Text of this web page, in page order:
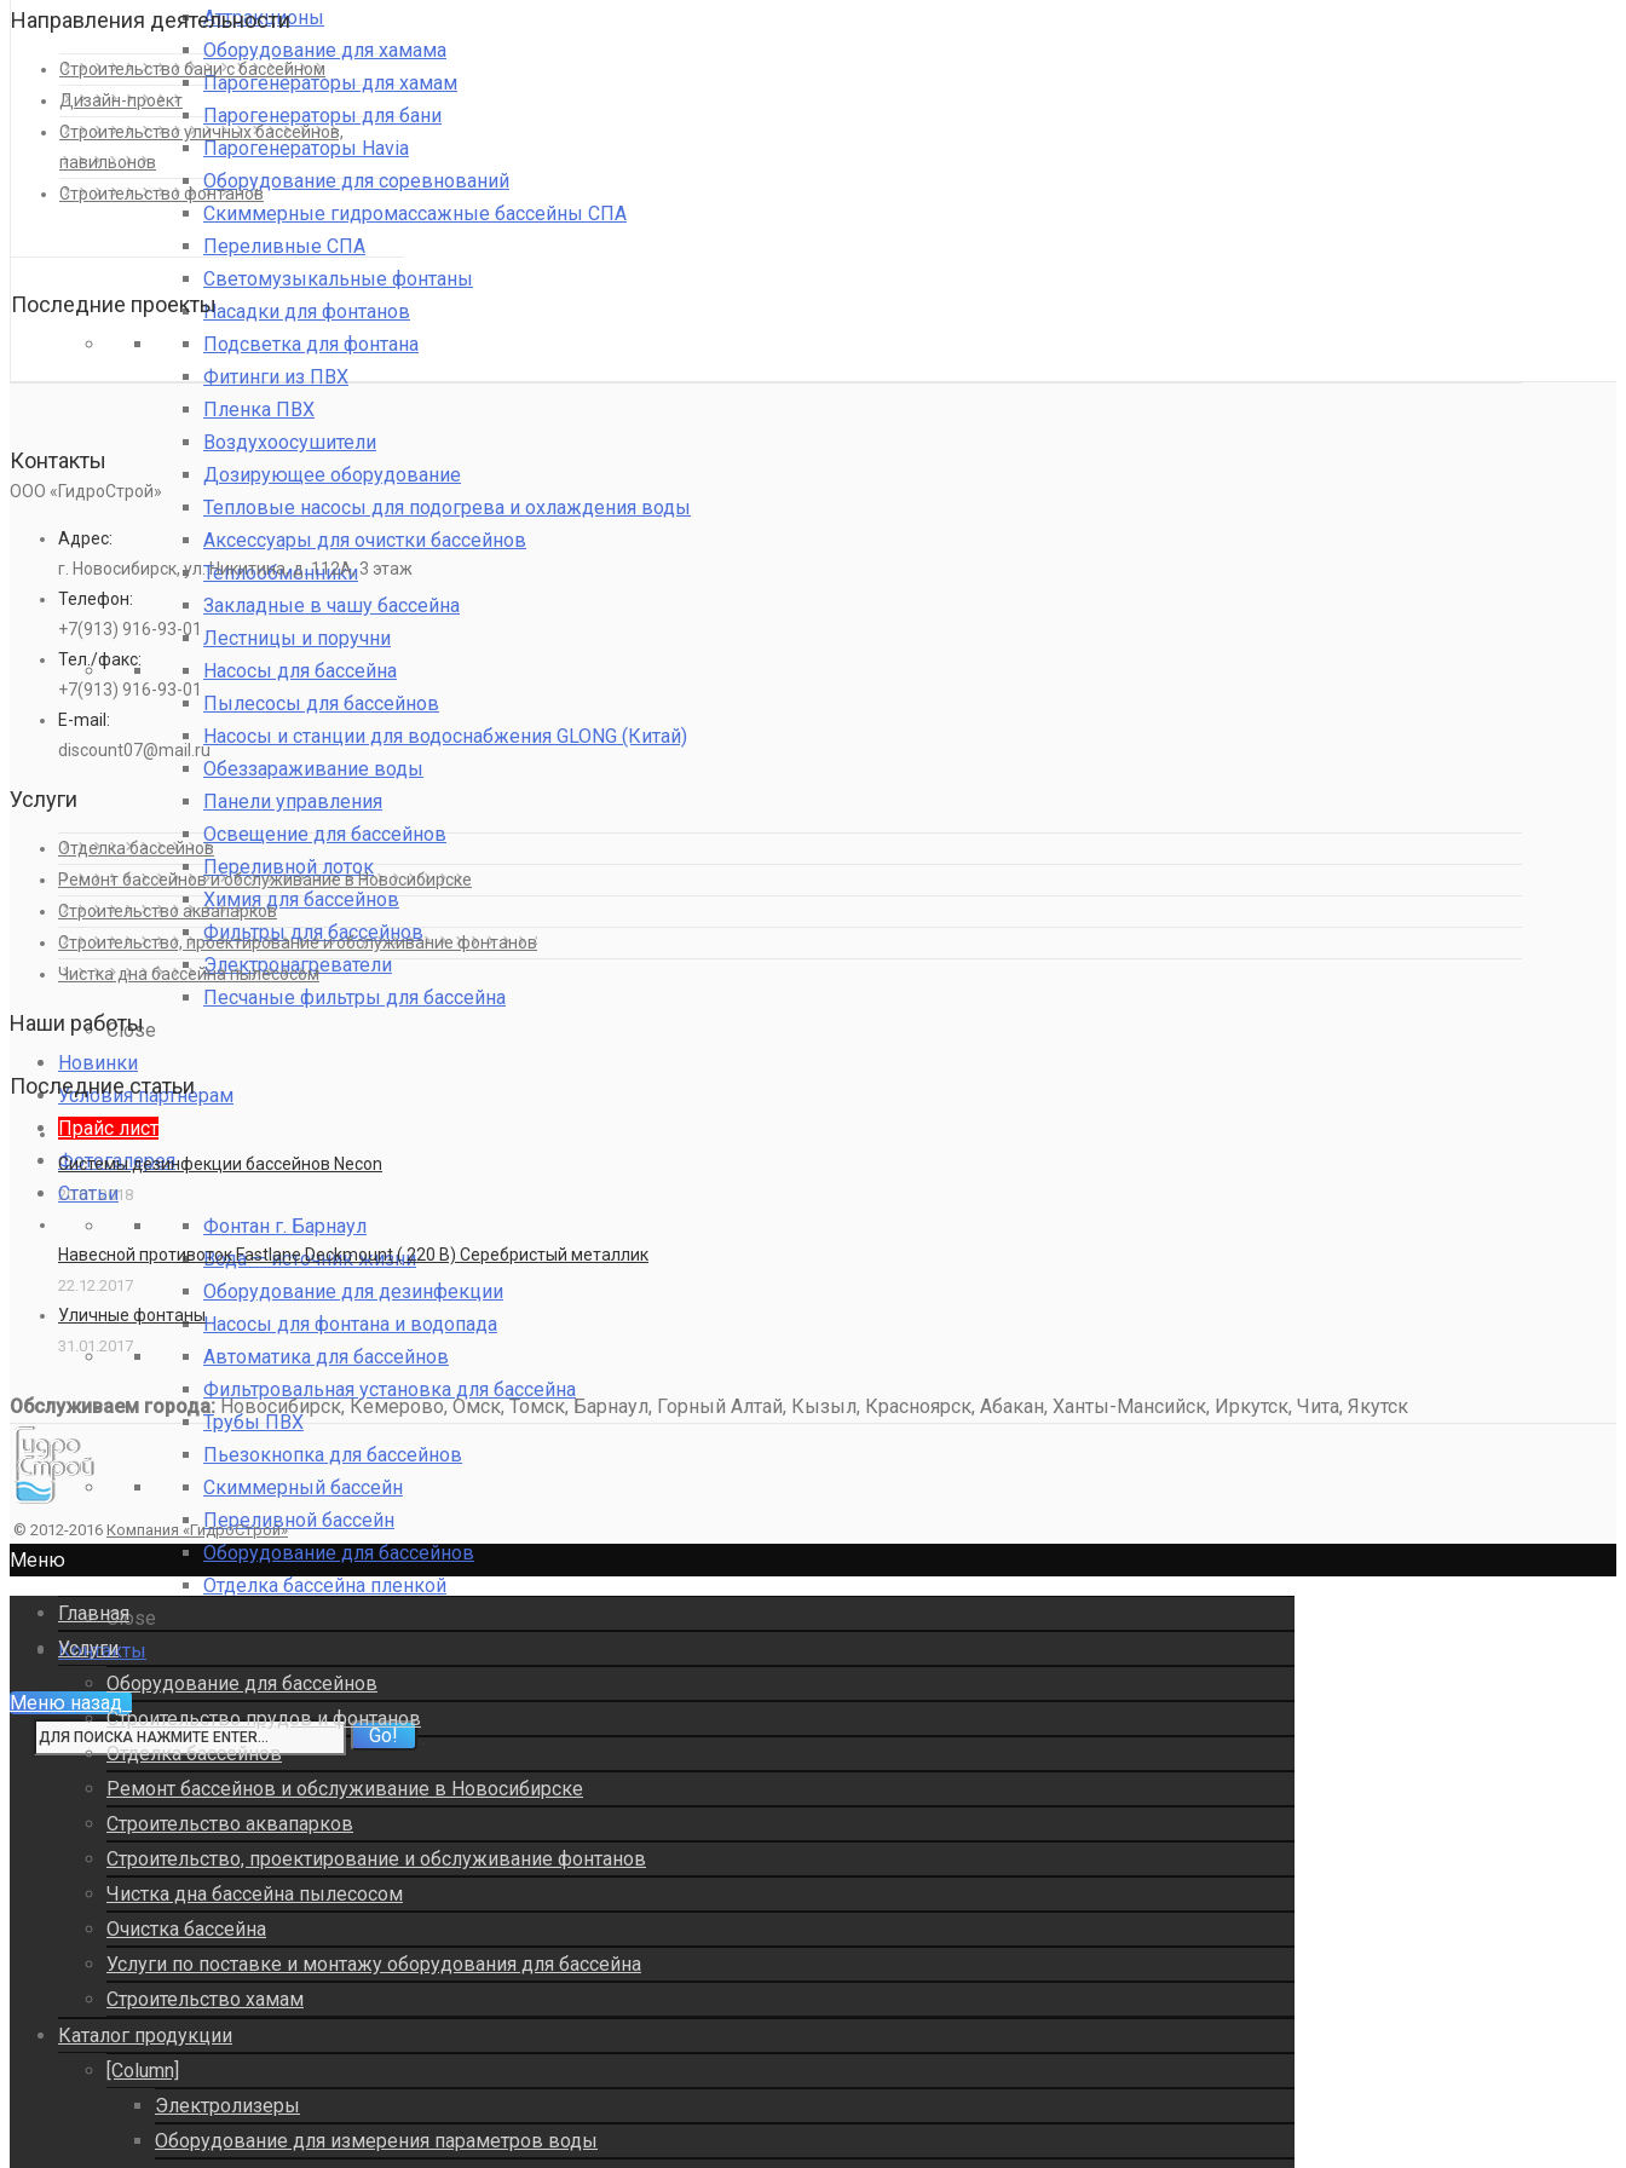
Аттракционы
Оборудование для хамама
Парогенераторы для хамам
Парогенераторы для бани
Парогенераторы Havia
Оборудование для соревнований
Скиммерные гидромассажные бассейны СПА
Переливные СПА
Светомузыкальные фонтаны
Насадки для фонтанов
Подсветка для фонтана
Фитинги из ПВХ
Пленка ПВХ
Воздухоосушители
Дозирующее оборудование
Тепловые насосы для подогрева и охлаждения воды
Аксессуары для очистки бассейнов
Теплообменники
Закладные в чашу бассейна
Лестницы и поручни
Насосы для бассейна
Пылесосы для бассейнов
Насосы и станции для водоснабжения GLONG (Китай)
Обеззараживание воды
Панели управления
Освещение для бассейнов
Переливной лоток
Химия для бассейнов
Фильтры для бассейнов
Электронагреватели
Песчаные фильтры для бассейна
Close
Новинки
Условия партнерам
Прайс лист
Фотогалерея
Статьи
Фонтан г. Барнаул
Вода — источник жизни
Оборудование для дезинфекции
Насосы для фонтана и водопада
Автоматика для бассейнов
Фильтровальная установка для бассейна
Трубы ПВХ
Пьезокнопка для бассейнов
Скиммерный бассейн
Переливной бассейн
Оборудование для бассейнов
Отделка бассейна пленкой
Close
Контакты
Меню назад
Направления деятельности
Строительство бани с бассейном
Дизайн-проект
Строительство уличных бассейнов,
павильонов
Строительство фонтанов
Последние проекты
Контакты
ООО «ГидроСтрой»
Адрес:
г. Новосибирск, ул. Никитина, д. 112А, 3 этаж
Телефон:
+7(913) 916-93-01
Тел./факс:
+7(913) 916-93-01
E-mail:
discount07@mail.ru
Услуги
Отделка бассейнов
Ремонт бассейнов и обслуживание в Новосибирске
Строительство аквапарков
Строительство, проектирование и обслуживание фонтанов
Чистка дна бассейна пылесосом
Наши работы
Последние статьи
Системы дезинфекции бассейнов Necon
20.01.2018
Навесной противоток Fastlane Deckmount ( 220 В) Серебристый металлик
22.12.2017
Уличные фонтаны
31.01.2017
Обслуживаем города:Новосибирск, Кемерово, Омск, Томск, Барнаул, Горный Алтай, Кызыл, Красноярск, Абакан, Ханты-Мансийск, Иркутск, Чита, Якутск
© 2012-2016 Компания «ГидроСтрой»
Меню
Главная
Услуги
Оборудование для бассейнов
Строительство прудов и фонтанов
Отделка бассейнов
Ремонт бассейнов и обслуживание в Новосибирске
Строительство аквапарков
Строительство, проектирование и обслуживание фонтанов
Чистка дна бассейна пылесосом
Очистка бассейна
Услуги по поставке и монтажу оборудования для бассейна
Строительство хамам
Каталог продукции
[Column]
Электролизеры
Оборудование для измерения параметров воды